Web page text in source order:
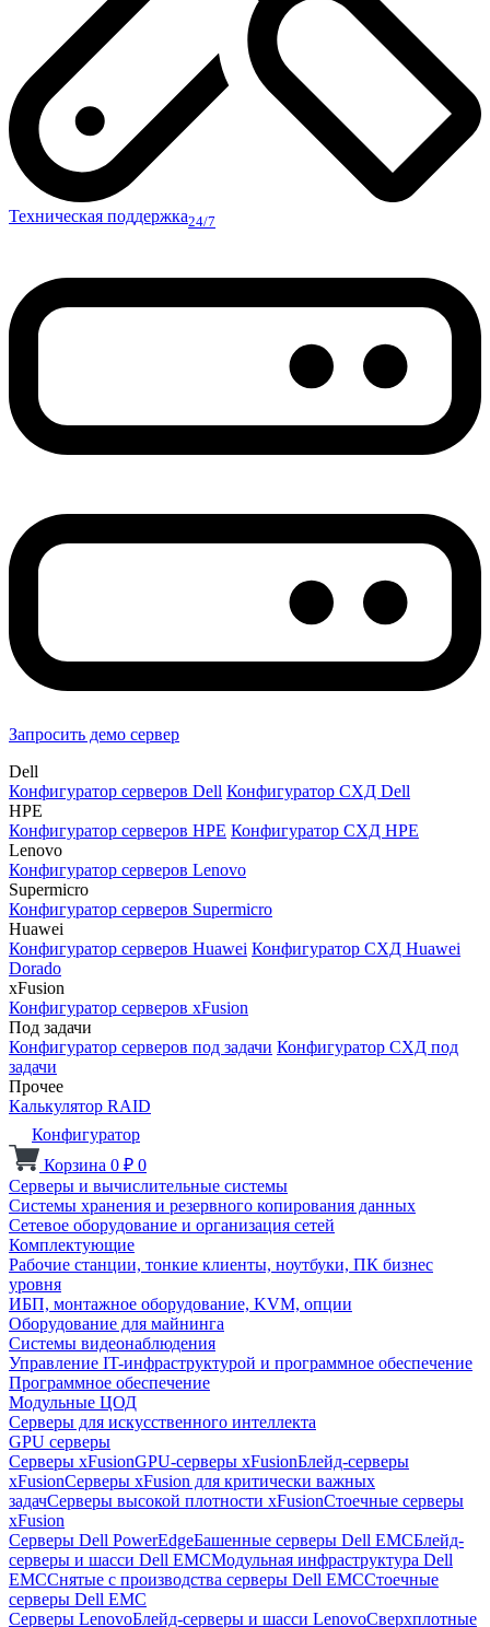
Техническая поддержка24/7
Запросить демо сервер
Dell
Конфигуратор серверов Dell Конфигуратор СХД Dell
HPE
Конфигуратор серверов HPE Конфигуратор СХД HPE
Lenovo
Конфигуратор серверов Lenovo
Supermicro
Конфигуратор серверов Supermicro
Huawei
Конфигуратор серверов Huawei Конфигуратор СХД Huawei
Dorado
xFusion
Конфигуратор серверов xFusion
Под задачи
Конфигуратор серверов под задачи Конфигуратор СХД под
задачи
Прочее
Калькулятор RAID
Конфигуратор
Корзина 0 ₽ 0
Серверы и вычислительные системы
Системы хранения и резервного копирования данных
Сетевое оборудование и организация сетей
Комплектующие
Рабочие станции, тонкие клиенты, ноутбуки, ПК бизнес
уровня
ИБП, монтажное оборудование, KVM, опции
Оборудование для майнинга
Системы видеонаблюдения
Управление IT-инфраструктурой и программное обеспечение
Программное обеспечение
Модульные ЦОД
Серверы для искусственного интеллекта
GPU серверы
Серверы xFusionGPU-серверы xFusionБлейд-серверы
xFusionСерверы xFusion для критически важных
задачСерверы высокой плотности xFusionСтоечные серверы
xFusion
Серверы Dell PowerEdgeБашенные серверы Dell EMCБлейд-
серверы и шасси Dell EMCМодульная инфраструктура Dell
EMCСнятые с производства серверы Dell EMCСтоечные
серверы Dell EMC
Серверы LenovoБлейд-серверы и шасси LenovoСверхплотные